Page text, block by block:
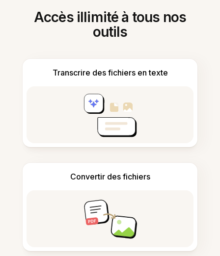
Accès illimité à tous nos
outils
Transcrire des fichiers en texte
Convertir des fichiers